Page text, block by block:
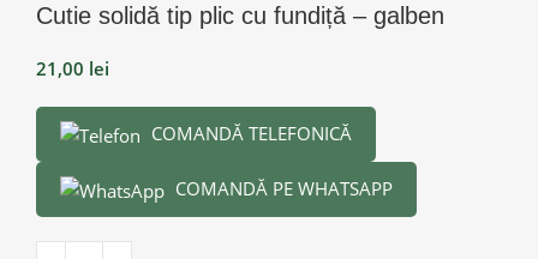
Cutie solidă tip plic cu fundiță – galben
21,00 lei
COMANDĂ TELEFONICĂ
COMANDĂ PE WHATSAPP